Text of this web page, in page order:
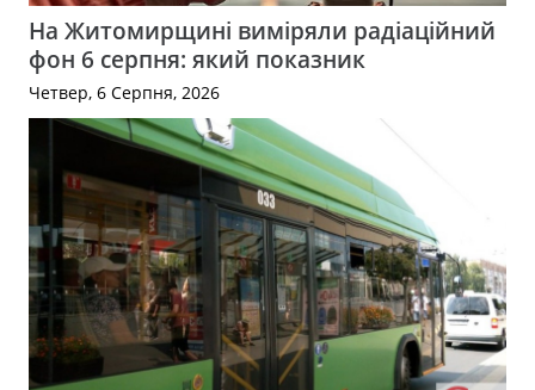
На Житомирщині виміряли радіаційний
фон 6 серпня: який показник
Четвер, 6 Серпня, 2026